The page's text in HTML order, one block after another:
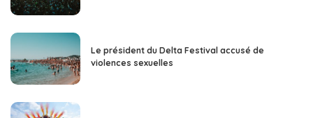
Le président du Delta Festival accusé de
violences sexuelles